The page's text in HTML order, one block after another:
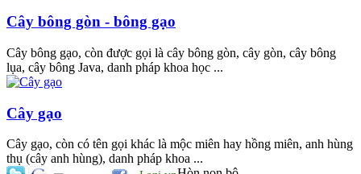
Cây bông gòn - bông gạo
Cây bông gạo, còn được gọi là cây bông gòn, cây gòn, cây bông
lụa, cây bông Java, danh pháp khoa học ...
Cây gạo
Cây gạo, còn có tên gọi khác là mộc miên hay hồng miên, anh hùng
thụ (cây anh hùng), danh pháp khoa ...